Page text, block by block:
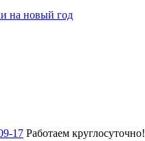
17 Работаем круглосуточно!